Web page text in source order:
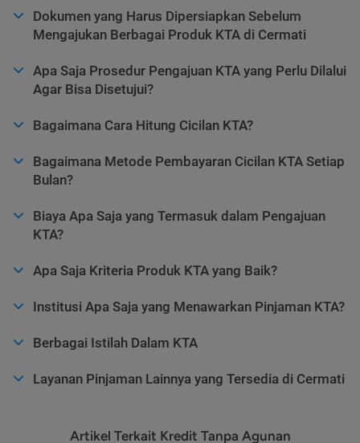
Dokumen yang Harus Dipersiapkan Sebelum
Mengajukan Berbagai Produk KTA di Cermati
Apa Saja Prosedur Pengajuan KTA yang Perlu Dilalui
Agar Bisa Disetujui?
Bagaimana Cara Hitung Cicilan KTA?
Bagaimana Metode Pembayaran Cicilan KTA Setiap
Bulan?
Biaya Apa Saja yang Termasuk dalam Pengajuan
KTA?
Apa Saja Kriteria Produk KTA yang Baik?
Institusi Apa Saja yang Menawarkan Pinjaman KTA?
Berbagai Istilah Dalam KTA
Layanan Pinjaman Lainnya yang Tersedia di Cermati
Artikel Terkait Kredit Tanpa Agunan